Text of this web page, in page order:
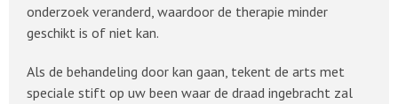
onderzoek veranderd, waardoor de therapie minder
geschikt is of niet kan.
Als de behandeling door kan gaan, tekent de arts met
speciale stift op uw been waar de draad ingebracht zal